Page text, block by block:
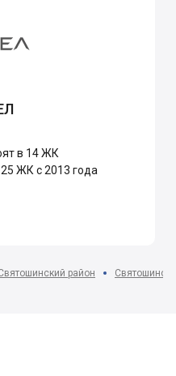
в 14 ЖК
ЖК с 2013 года
район Святошино